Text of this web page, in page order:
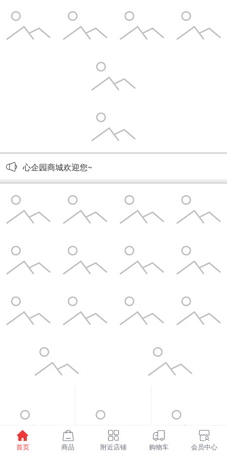
心企园商城欢迎您~
¥1598.00 ¥6.00 ¥3.50
首页 商品 附近店铺 购物车 会员中心